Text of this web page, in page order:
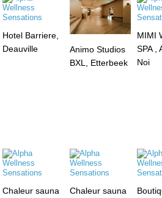
Hotel Barriere,
Deauville
Animo Studios
BXL, Etterbeek
MIMI
SPA ,
Noi
Chaleur sauna
Chaleur sauna